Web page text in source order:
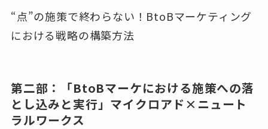
“点”の施策で終わらない！BtoBマーケティング
における戦略の構築方法
第二部：「BtoBマーケにおける施策への落
とし込みと実行」マイクロアド×ニュート
ラルワークス